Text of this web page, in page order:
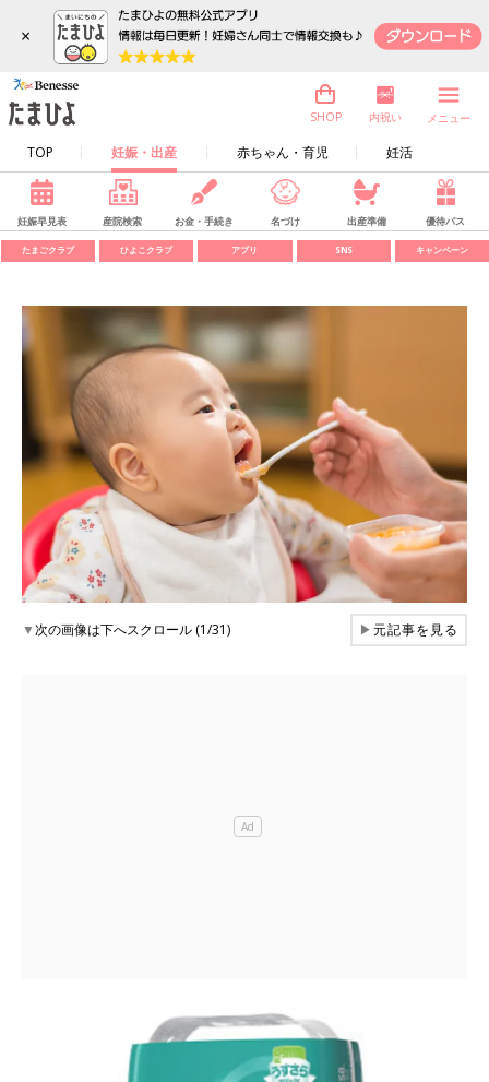
×
TOP 妊娠・出産 赤ちゃん・育児 妊活
SHOP 内祝い メニュー
妊娠早見表 産院検索 お金・手続き 名づけ 出産準備 優待パス
たまごクラブ ひよこクラブ アプリ SNS キャンペーン
▼次の画像は下へスクロール (1/31) ▶元記事を見る